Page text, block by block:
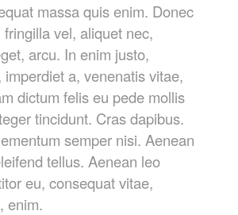
massa quis enim. Donec
vel, aliquet nec,
arcu. In enim justo,
imperdiet a, venenatis vitae,
dictum felis eu pede mollis
tincidunt. Cras dapibus.
semper nisi. Aenean
tellus. Aenean leo
eu, consequat vitae,
enim.